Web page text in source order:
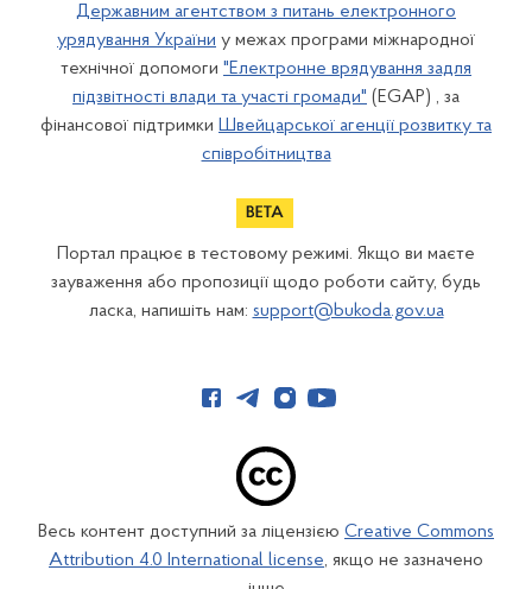
Державним агентством з питань електронного
урядування України у межах програми міжнародної
технічної допомоги "Електронне врядування задля
підзвітності влади та участі громади" (EGAP) , за
фінансової підтримки Швейцарської агенції розвитку та
співробітництва
Портал працює в тестовому режимі. Якщо ви маєте
зауваження або пропозиції щодо роботи сайту, будь
ласка, напишіть нам: support@bukoda.gov.ua
Весь контент доступний за ліцензією Creative Commons
Attribution 4.0 International license, якщо не зазначено